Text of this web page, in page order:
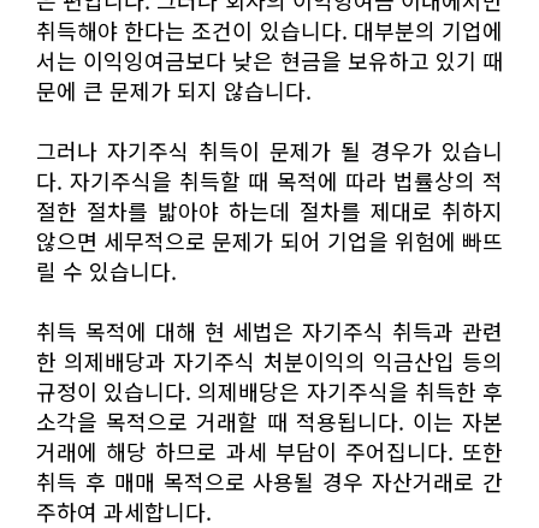
취득해야 한다는 조건이 있습니다. 대부분의 기업에
서는 이익잉여금보다 낮은 현금을 보유하고 있기 때
문에 큰 문제가 되지 않습니다.
그러나 자기주식 취득이 문제가 될 경우가 있습니
다. 자기주식을 취득할 때 목적에 따라 법률상의 적
절한 절차를 밟아야 하는데 절차를 제대로 취하지
않으면 세무적으로 문제가 되어 기업을 위험에 빠뜨
릴 수 있습니다.
취득 목적에 대해 현 세법은 자기주식 취득과 관련
한 의제배당과 자기주식 처분이익의 익금산입 등의
규정이 있습니다. 의제배당은 자기주식을 취득한 후
소각을 목적으로 거래할 때 적용됩니다. 이는 자본
거래에 해당 하므로 과세 부담이 주어집니다. 또한
취득 후 매매 목적으로 사용될 경우 자산거래로 간
주하여 과세합니다.